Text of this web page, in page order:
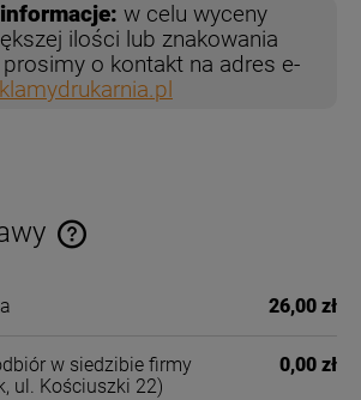
w celu wyceny
ilości lub znakowania
o kontakt na adres e-
kosztów płatności
26,00 zł
w siedzibie firmy
ul. Kościuszki 22)
0,00 zł